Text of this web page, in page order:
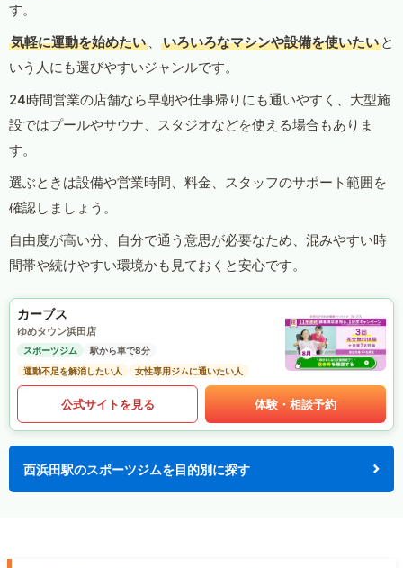
す。
気軽に運動を始めたい 、 いろいろなマシンや設備を使いたい と
いう人にも選びやすいジャンルです。
24時間営業の店舗なら早朝や仕事帰りにも通いやすく、大型施
設ではプールやサウナ、スタジオなどを使える場合もありま
す。
選ぶときは設備や営業時間、料金、スタッフのサポート範囲を
確認しましょう。
自由度が高い分、自分で通う意思が必要なため、混みやすい時
間帯や続けやすい環境かも見ておくと安心です。
カーブス
ゆめタウン浜田店
スポーツジム
駅から車で8分
運動不足を解消したい人
女性専用ジムに通いたい人
公式サイトを見る 体験・相談予約
西浜田駅のスポーツジムを目的別に探す